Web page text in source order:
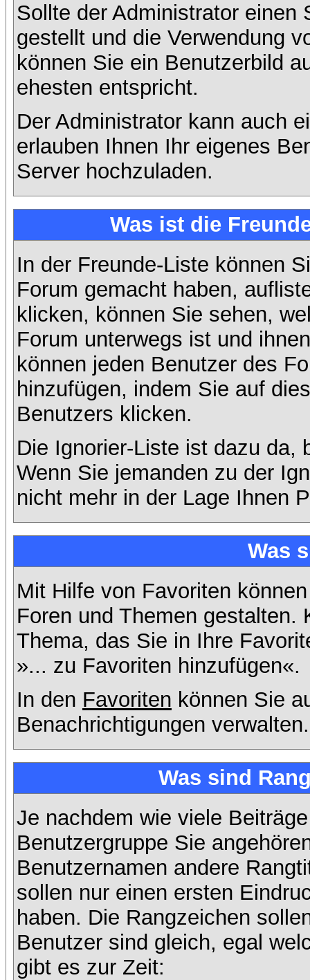
Sollte der Administrator einen
gestellt und die Verwendung
können Sie ein Benutzerbild
ehesten entspricht.
Der Administrator kann auch
erlauben Ihnen Ihr eigenes
Server hochzuladen.
Was ist die
In der Freunde-Liste können
Forum gemacht haben,
klicken, können Sie sehen,
Forum unterwegs ist und
können jeden Benutzer des
hinzufügen, indem Sie auf
Benutzers klicken.
Die Ignorier-Liste ist dazu da,
Wenn Sie jemanden zu der
nicht mehr in der Lage Ihnen
Was
Mit Hilfe von Favoriten
Foren und Themen gestalten.
Thema, das Sie in Ihre
»... zu Favoriten hinzufügen«.
In den Favoriten können Sie
Benachrichtigungen verwalten.
Was sind
Je nachdem wie viele
Benutzergruppe Sie
Benutzernamen andere
sollen nur einen ersten
haben. Die Rangzeichen
Benutzer sind gleich, egal
gibt es zur Zeit: